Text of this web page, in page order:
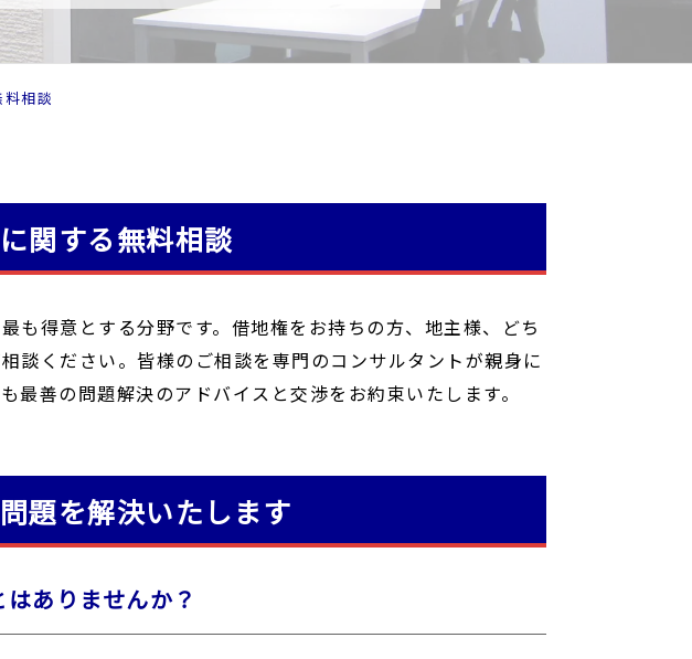
相談
関する無料相談
も得意とする分野です。借地権をお持ちの方、地主様、どち
談ください。皆様のご相談を専門のコンサルタントが親身に
最善の問題解決のアドバイスと交渉をお約束いたします。
題を解決いたします
ありませんか？